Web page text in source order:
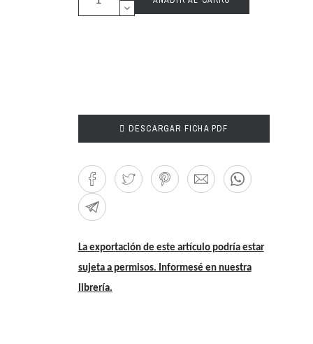
 DESCARGAR FICHA PDF
La exportación de este artículo podría estar
sujeta a permisos. Informesé en nuestra
librería.